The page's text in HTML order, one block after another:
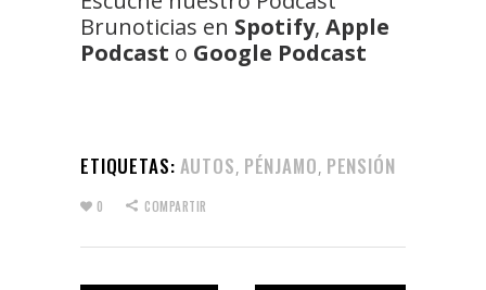
Brunoticias en Spotify, Apple
Podcast o Google Podcast
ETIQUETAS: AUTOS, PÉNJAMO, PENSIÓN
0 COMPARTIR